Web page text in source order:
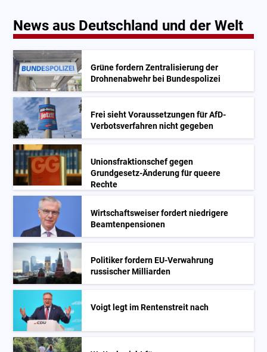
News aus Deutschland und der Welt
Grüne fordern Zentralisierung der
Drohnenabwehr bei Bundespolizei
Frei sieht Voraussetzungen für AfD-
Verbotsverfahren nicht gegeben
Unionsfraktionschef gegen
Grundgesetz-Änderung für queere
Rechte
Wirtschaftsweiser fordert niedrigere
Beamtenpensionen
Politiker fordern EU-Verwahrung
russischer Milliarden
Voigt legt im Rentenstreit nach